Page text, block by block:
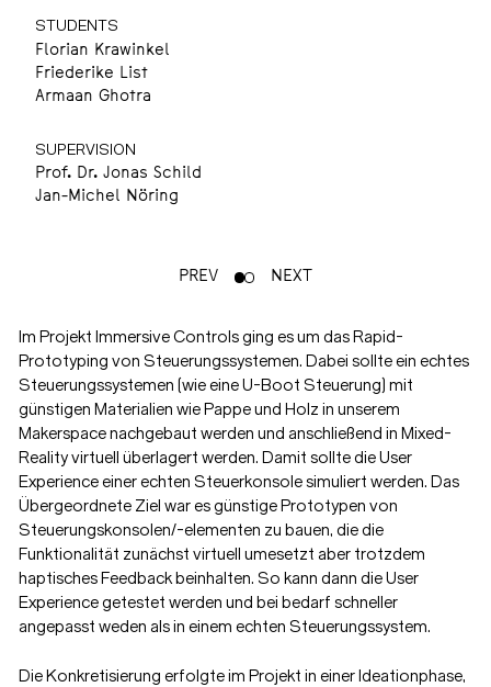
STUDENTS
Florian Krawinkel
Friederike List
Armaan Ghotra
SUPERVISION
Prof. Dr. Jonas Schild
Jan-Michel Nöring
PREV NEXT
Im Projekt Immersive Controls ging es um das Rapid-
Prototyping von Steuerungssystemen. Dabei sollte ein echtes
Steuerungssystemen (wie eine U-Boot Steuerung) mit
günstigen Materialien wie Pappe und Holz in unserem
Makerspace nachgebaut werden und anschließend in Mixed-
Reality virtuell überlagert werden. Damit sollte die User
Experience einer echten Steuerkonsole simuliert werden. Das
Übergeordnete Ziel war es günstige Prototypen von
Steuerungskonsolen/-elementen zu bauen, die die
Funktionalität zunächst virtuell umesetzt aber trotzdem
haptisches Feedback beinhalten. So kann dann die User
Experience getestet werden und bei bedarf schneller
angepasst weden als in einem echten Steuerungssystem.
Die Konkretisierung erfolgte im Projekt in einer Ideationphase,